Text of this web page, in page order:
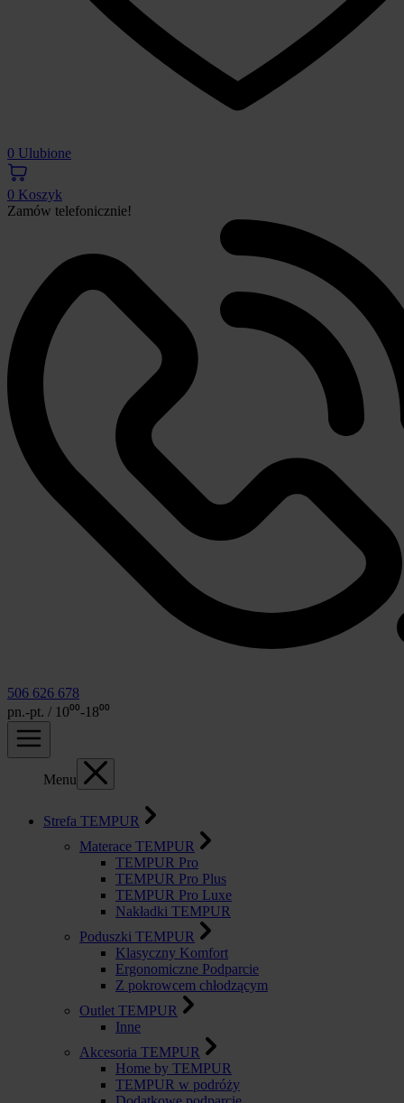
0 Ulubione
0 Koszyk
Zamów telefonicznie!
506 626 678
pn.-pt. / 10⁰⁰-18⁰⁰
Menu
Strefa TEMPUR
Materace TEMPUR
TEMPUR Pro
TEMPUR Pro Plus
TEMPUR Pro Luxe
Nakładki TEMPUR
Poduszki TEMPUR
Klasyczny Komfort
Ergonomiczne Podparcie
Z pokrowcem chłodzącym
Outlet TEMPUR
Inne
Akcesoria TEMPUR
Home by TEMPUR
TEMPUR w podróży